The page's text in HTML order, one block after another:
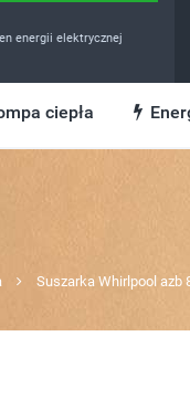
energii elektrycznej
ciepła
Suszarka Whirlpool azb